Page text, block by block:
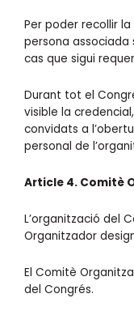
Per poder recollir
persona
cas que sigui
Durant tot el
visible la
convidats a
personal de
Article 4. Comitè
L’organització del
Organitzador
El Comitè
del Congrés.